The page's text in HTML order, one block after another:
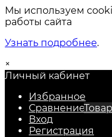
Мы используем
работы сайта
Узнать подробнее.
×
Личный кабинет
Избранное
Сравнение
Вход
Регистрация